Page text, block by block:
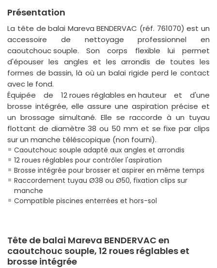
Présentation
La tête de balai Mareva BENDERVAC (réf. 761070) est un
accessoire de nettoyage professionnel en
caoutchouc souple. Son corps flexible lui permet
d'épouser les angles et les arrondis de toutes les
formes de bassin, là où un balai rigide perd le contact
avec le fond.
Équipée de 12 roues réglables en hauteuret d'une
brosse intégrée, elle assure une aspiration précise et
un brossage simultané. Elle se raccorde à un tuyau
flottant de diamètre 38 ou 50 mm et se fixe par clips
sur un manche téléscopique (non fourni).
Caoutchouc souple adapté aux angles et arrondis
12 roues réglables pour contrôler l'aspiration
Brosse intégrée pour brosser et aspirer en même temps
Raccordement tuyau Ø38 ou Ø50, fixation clips sur
manche
Compatible piscines enterrées et hors-sol
Tête de balai Mareva BENDERVAC en
caoutchouc souple, 12 roues réglables et
brosse intégrée